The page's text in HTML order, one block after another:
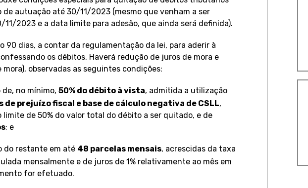
autuação até 30/11/2023 (mesmo que venham a ser
2023 e a data limite para adesão, que ainda será definida).
90 dias, a contar da regulamentação da lei, para aderir à
os débitos. Haverá redução de juros de mora e
observadas as seguintes condições:
no mínimo, 50% do débito à vista, admitida a utilização
de prejuízo fiscal e base de cálculo negativa de CSLL,
limite de 50% do valor total do débito a ser quitado, e de
; e
do restante em até 48 parcelas mensais, acrescidas da taxa
mensalmente e de juros de 1% relativamente ao mês em
for efetuado.